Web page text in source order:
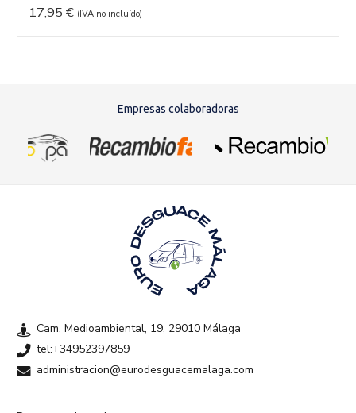
17,95 € (IVA no incluído)
Empresas colaboradoras
Cam. Medioambiental, 19, 29010 Málaga
tel:+34952397859
administracion@eurodesguacemalaga.com